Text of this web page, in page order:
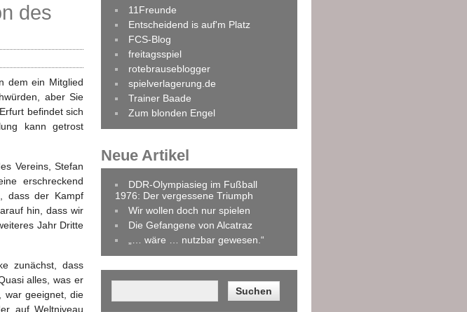
des
dem ein Mitglied
aber Sie
befindet sich
kann getrost
Vereins, Stefan
erschreckend
dass der Kampf
hin, dass wir
Jahr Dritte
zunächst, dass
alles, was er
war geeignet, die
auf Weltniveau
11Freunde
Entscheidend is auf'm Platz
FCS-Blog
freitagsspiel
rotebrauseblogger
spielverlagerung.de
Trainer Baade
Zum blonden Engel
Neue Artikel
DDR-Olympiasieg im Fußball
1976: Der vergessene Triumph
Wir wollen doch nur spielen
Die Gefangene von Alcatraz
„… wäre … nutzbar gewesen.“